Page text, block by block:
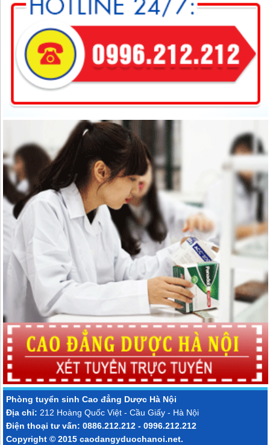
Phòng tuyển sinh Cao đẳng Dược Hà Nội
Địa chỉ: 212 Hoàng Quốc Việt - Cầu Giấy - Hà Nội
Điện thoại tư vấn: 0886.212.212 - 0996.212.212
Copyright © 2015 caodangyduochanoi.net.